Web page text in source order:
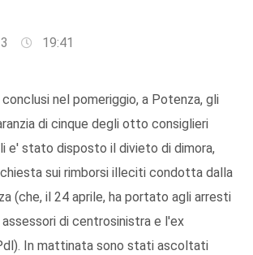
19:41
nel pomeriggio, a Potenza, gli
di cinque degli otto consiglieri
e' stato disposto il divieto di dimora,
sui rimborsi illeciti condotta dalla
(che, il 24 aprile, ha portato agli arresti
di centrosinistra e l'ex
In mattinata sono stati ascoltati